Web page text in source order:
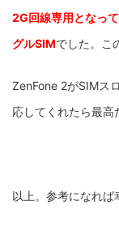
2G回線専用となっ
グルSIMでした。こ
ZenFone 2がSIMス
応してくれたら最高
以上。参考になれば